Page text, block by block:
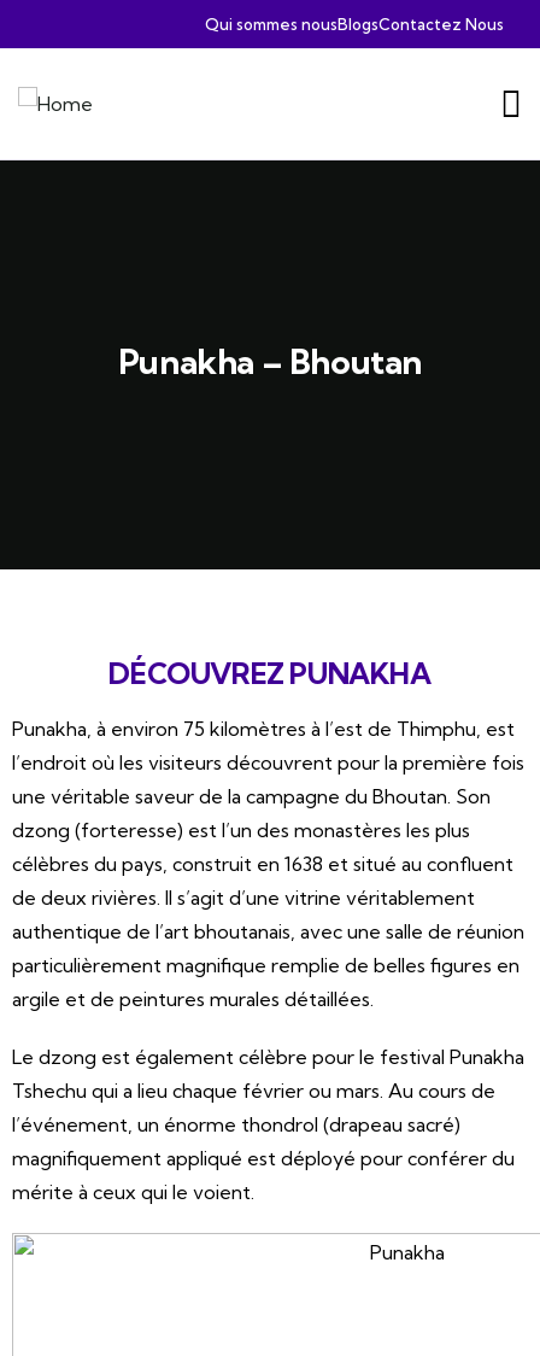
Qui sommes nousBlogsContactez Nous
Punakha – Bhoutan
DÉCOUVREZ PUNAKHA
Punakha, à environ 75 kilomètres à l’est de Thimphu, est
l’endroit où les visiteurs découvrent pour la première fois
une véritable saveur de la campagne du Bhoutan. Son
dzong (forteresse) est l’un des monastères les plus
célèbres du pays, construit en 1638 et situé au confluent
de deux rivières. Il s’agit d’une vitrine véritablement
authentique de l’art bhoutanais, avec une salle de réunion
particulièrement magnifique remplie de belles figures en
argile et de peintures murales détaillées.
Le dzong est également célèbre pour le festival Punakha
Tshechu qui a lieu chaque février ou mars. Au cours de
l’événement, un énorme thondrol (drapeau sacré)
magnifiquement appliqué est déployé pour conférer du
mérite à ceux qui le voient.